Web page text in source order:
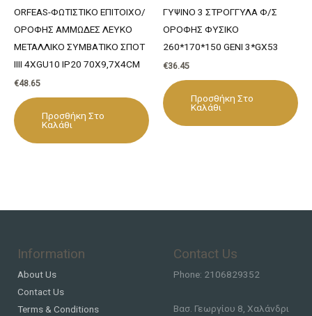
ORFEAS-ΦΩΤΙΣΤΙΚΟ ΕΠΙΤΟΙΧΟ/
ΟΡΟΦΗΣ ΑΜΜΩΔΕΣ ΛΕΥΚΟ
ΜΕΤΑΛΛΙΚΟ ΣΥΜΒΑΤΙΚΟ ΣΠΟΤ
IIII 4ΧGU10 IP20 70X9,7X4CM
€48.65
Προσθήκη Στο
Καλάθι
ΓΥΨΙΝΟ 3 ΣΤΡΟΓΓΥΛA Φ/Σ
ΟΡΟΦΗΣ ΦΥΣΙΚΟ
260*170*150 GENI 3*GX53
€36.45
Προσθήκη Στο
Καλάθι
Information
About Us
Contact Us
Terms & Conditions
Contact Us
Phone: 2106829352
Βασ. Γεωργίου 8, Χαλάνδρι